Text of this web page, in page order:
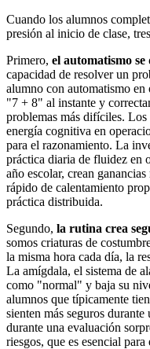
Cuando los alumnos
presión al inicio de clase,
Primero, el automatismo se
capacidad de resolver un
alumno con automatismo en
"7 + 8" al instante y
problemas más difíciles.
energía cognitiva en
para el razonamiento. La
práctica diaria de fluidez en
año escolar, crean
rápido de calentamiento
práctica distribuida.
Segundo, la rutina crea
somos criaturas de
la misma hora cada día, la
La amígdala, el sistema de
como "normal" y baja su
alumnos que típicamente
sienten más seguros
durante una evaluación
riesgos, que es esencial para